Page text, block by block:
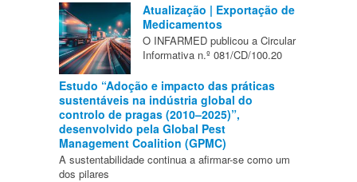
Atualização | Exportação de
Medicamentos
O INFARMED publicou a Circular
Informativa n.º 081/CD/100.20
Estudo “Adoção e impacto das práticas
sustentáveis na indústria global do
controlo de pragas (2010–2025)”,
desenvolvido pela Global Pest
Management Coalition (GPMC)
A sustentabilidade continua a afirmar-se como um
dos pilares